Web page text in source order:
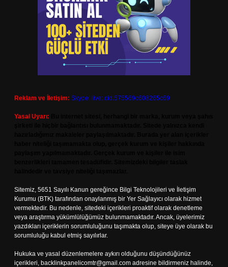
Reklam ve İletişim: Skype: live:.cid.575569c608265c69
Yasal Uyarı:
Sitemiz, 5651 Sayılı Kanun gereğince Bilgi Teknolojileri ve İletişim
Kurumu (BTK) tarafından onaylanmış bir Yer Sağlayıcı olarak hizmet
vermektedir. Bu nedenle, sitedeki içerikleri proaktif olarak denetleme
veya araştırma yükümlülüğümüz bulunmamaktadır. Ancak, üyelerimiz
yazdıkları içeriklerin sorumluluğunu taşımakta olup, siteye üye olarak bu
sorumluluğu kabul etmiş sayılırlar.
Hukuka ve yasal düzenlemelere aykırı olduğunu düşündüğünüz
içerikleri, backlinkpanelicomtr@gmail.com adresine bildirmeniz halinde,